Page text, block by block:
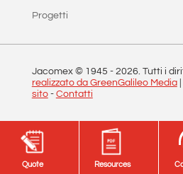
Quote Resources
Quote Resources
Progetti
Jacomex © 1945 - 2026. Tutti i
realizzato da GreenGalileo Media|
sito- Contatti